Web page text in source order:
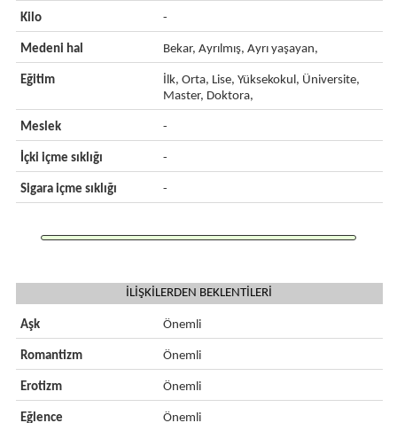
Kilo -
Medeni hal Bekar, Ayrılmış, Ayrı yaşayan,
Eğitim
İlk, Orta, Lise, Yüksekokul, Üniversite,
Master, Doktora,
Meslek -
İçki içme sıklığı -
Sigara içme sıklığı -
İLİŞKİLERDEN BEKLENTİLERİ
Aşk Önemli
Romantizm Önemli
Erotizm Önemli
Eğlence Önemli